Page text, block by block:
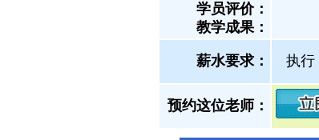
学员评价：
教学成果：
薪水要求： 执行
预约这位老师：